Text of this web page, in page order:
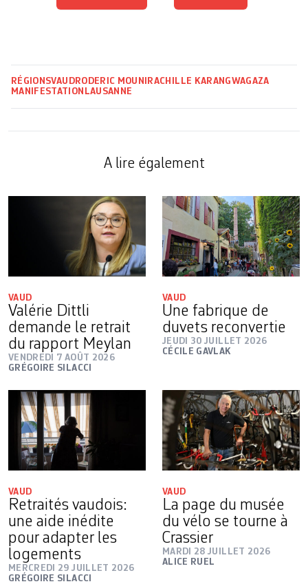
RÉGIONSVAUDRODERIC MOUNIRACHILLE KARANGWAGAZA
MANIFESTATION LAUSANNE
A lire également
VAUD
Valérie Dittli
demande le retrait
du rapport Meylan
VENDREDI 7 AOÛT 2026
GRÉGOIRE SILACCI
VAUD
Une fabrique de
duvets reconvertie
JEUDI 30 JUILLET 2026
CÉCILE GAVLAK
VAUD
Retraités vaudois:
une aide inédite
pour adapter les
logements
MERCREDI 29 JUILLET 2026
GRÉGOIRE SILACCI
VAUD
La page du musée
du vélo se tourne à
Crassier
MARDI 28 JUILLET 2026
ALICE RUEL